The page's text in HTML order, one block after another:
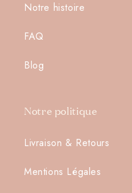
Notre histoire
FAQ
Blog
Notre politique
Livraison & Retours
Mentions Légales
produits à votre liste de